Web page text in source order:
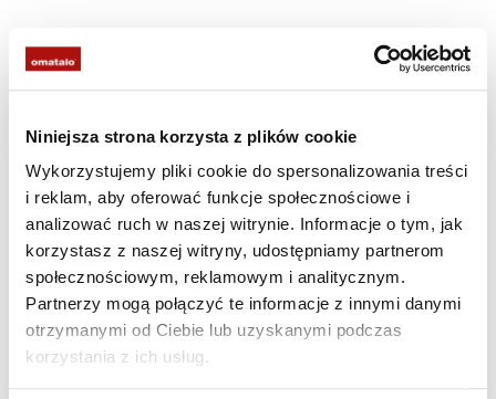
Niniejsza strona korzysta z plików cookie
Wykorzystujemy pliki cookie do spersonalizowania treści
i reklam, aby oferować funkcje społecznościowe i
analizować ruch w naszej witrynie. Informacje o tym, jak
korzystasz z naszej witryny, udostępniamy partnerom
społecznościowym, reklamowym i analitycznym.
Partnerzy mogą połączyć te informacje z innymi danymi
otrzymanymi od Ciebie lub uzyskanymi podczas
korzystania z ich usług.